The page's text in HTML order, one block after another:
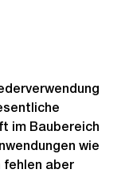
im Baubereich
wie
fehlen aber